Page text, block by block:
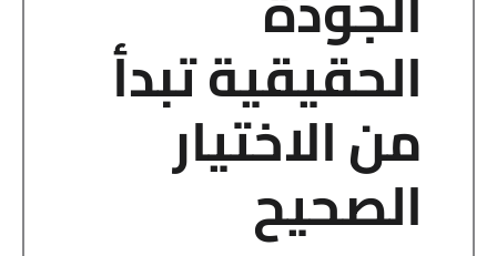
الحقيقية تبدأ
من الاختيار
الصحيح